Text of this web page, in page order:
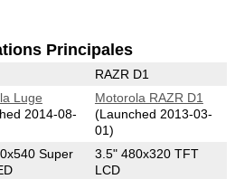
Principales
RAZR D1
Luge
2014-08-
Motorola RAZR D1
(Launched 2013-03-
01)
Super
3.5" 480x320 TFT
LCD